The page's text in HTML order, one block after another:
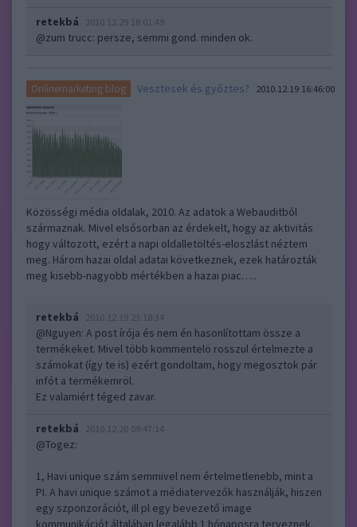
retekbá 2010.12.29 18:01:49
@zum trucc: persze, semmi gond. minden ok.
Onlinemarketing blog Vesztesek és győztes? 2010.12.19 16:46:00
Közösségi média oldalak, 2010. Az adatok a Webauditból
származnak. Mivel elsősorban az érdekelt, hogy az aktivitás
hogy változott, ezért a napi oldalletöltés-eloszlást néztem
meg. Három hazai oldal adatai következnek, ezek határozták
meg kisebb-nagyobb mértékben a hazai piac…..
retekbá 2010.12.19 23:18:34
@Nguyen: A post írója és nem én hasonlítottam össze a
termékeket. Mivel több kommentelö rosszul értelmezte a
számokat (így te is) ezért gondoltam, hogy megosztok pár
infót a termékemröl.
Ez valamiért téged zavar.
retekbá 2010.12.20 09:47:14
@Togez:
1, Havi unique szám semmivel nem értelmetlenebb, mint a
PI. A havi unique számot a médiatervezők használják, hiszen
egy szponzorációt, ill pl egy bevezető image
kommunikációt általában legalább 1 hónaposra terveznek.